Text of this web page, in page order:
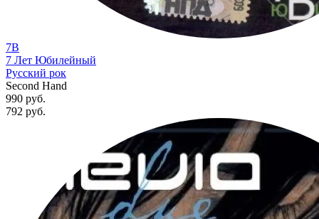
7B
7 Лет Юбилейный
Русский рок
Second Hand
990 руб.
792 руб.